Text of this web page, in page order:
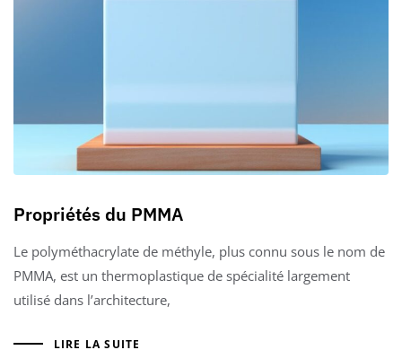
Propriétés du PMMA
Le polyméthacrylate de méthyle, plus connu sous le nom de
PMMA, est un thermoplastique de spécialité largement
utilisé dans l’architecture,
LIRE LA SUITE